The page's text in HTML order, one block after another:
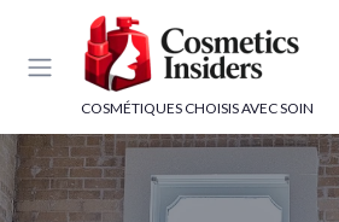
COSMÉTIQUES CHOISIS AVEC SOIN
Panneau de gestion des cookies